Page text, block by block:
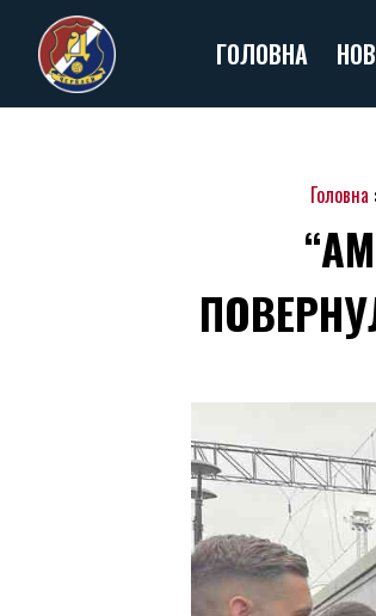
Skip
to
content
ГОЛОВНА
Головна